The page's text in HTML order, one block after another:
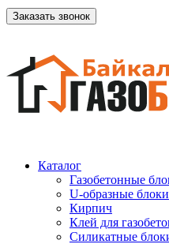
Заказать звонок
Каталог
Газобетонные
U-образные блоки
Кирпич
Клей для
Силикатные